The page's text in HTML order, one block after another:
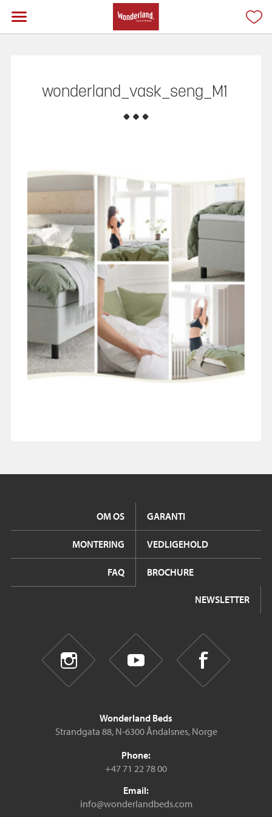
wonderland_vask_seng_M1
OM OS GARANTI
MONTERING VEDLIGEHOLD
FAQ BROCHURE
NEWSLETTER
Wonderland Beds
Strandgata 88, N-6300 Åndalsnes, Norge
Phone:
+47 71 22 78 00
Email:
info@wonderlandbeds.com